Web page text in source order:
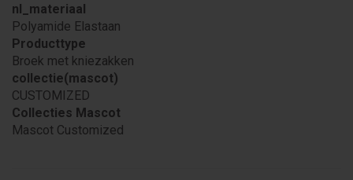
nl_materiaal
Polyamide Elastaan
Producttype
Broek met kniezakken
collectie(mascot)
CUSTOMIZED
Collecties Mascot
Mascot Customized